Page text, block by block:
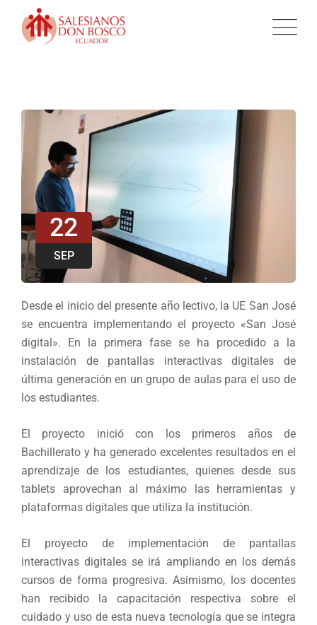
22
SEP
Desde el inicio del presente año lectivo, la UE San José
se encuentra implementando el proyecto «San José
digital». En la primera fase se ha procedido a la
instalación de pantallas interactivas digitales de
última generación en un grupo de aulas para el uso de
los estudiantes.
El proyecto inició con los primeros años de
Bachillerato y ha generado excelentes resultados en el
aprendizaje de los estudiantes, quienes desde sus
tablets aprovechan al máximo las herramientas y
plataformas digitales que utiliza la institución.
El proyecto de implementación de pantallas
interactivas digitales se irá ampliando en los demás
cursos de forma progresiva. Asimismo, los docentes
han recibido la capacitación respectiva sobre el
cuidado y uso de esta nueva tecnología que se integra